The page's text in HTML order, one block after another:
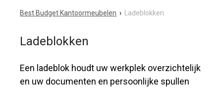
Best Budget Kantoormeubelen › Ladeblokken
Ladeblokken
Een ladeblok houdt uw werkplek overzichtelijk
en uw documenten en persoonlijke spullen